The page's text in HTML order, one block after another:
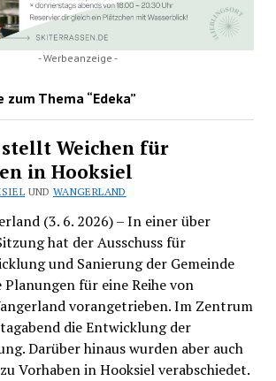
- Werbeanzeige -
Thema “Edeka”
stellt Weichen für
in Hooksiel
UND WANGERLAND
(3. 6. 2026) – In einer über
hat der Ausschuss für
und Sanierung der Gemeinde
Planungen für eine Reihe von
vorangetrieben. Im Zentrum
die Entwicklung der
Darüber hinaus wurden aber auch
Vorhaben in Hooksiel verabschiedet.